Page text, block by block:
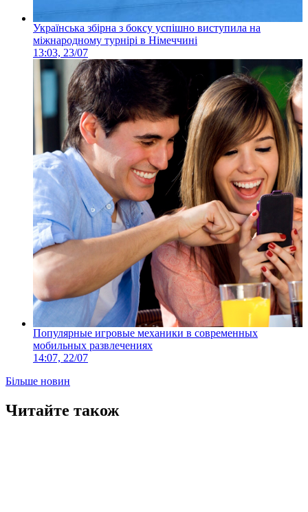
Українська збірна з боксу успішно виступила на
міжнародному турнірі в Німеччині
13:03, 23/07
Популярные игровые механики в современных
мобильных развлечениях
14:07, 22/07
Більше новин
Читайте також